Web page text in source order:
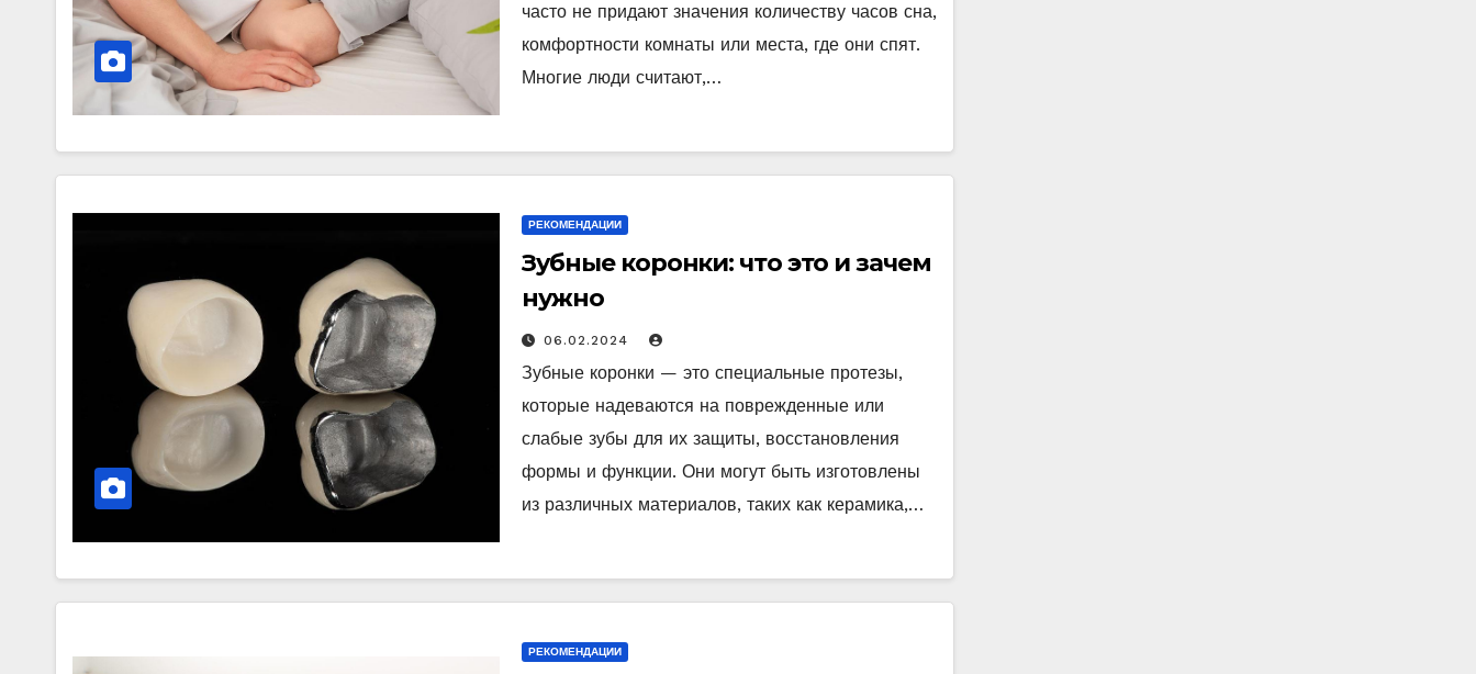
часто не придают значения количеству часов сна,
комфортности комнаты или места, где они спят.
Многие люди считают,…
РЕКОМЕНДАЦИИ
Зубные коронки: что это и зачем
нужно
06.02.2024
Зубные коронки — это специальные протезы,
которые надеваются на поврежденные или
слабые зубы для их защиты, восстановления
формы и функции. Они могут быть изготовлены
из различных материалов, таких как керамика,…
РЕКОМЕНДАЦИИ